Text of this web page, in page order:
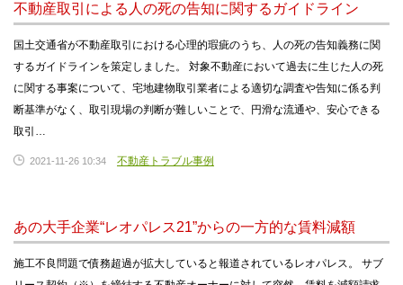
不動産取引による人の死の告知に関するガイドライン
国土交通省が不動産取引における心理的瑕疵のうち、人の死の告知義務に関
するガイドラインを策定しました。 対象不動産において過去に生じた人の死
に関する事案について、宅地建物取引業者による適切な調査や告知に係る判
断基準がなく、取引現場の判断が難しいことで、円滑な流通や、安心できる
取引…
2021-11-26 10:34 不動産トラブル事例
あの大手企業“レオパレス21”からの一方的な賃料減額
施工不良問題で債務超過が拡大していると報道されているレオパレス。 サブ